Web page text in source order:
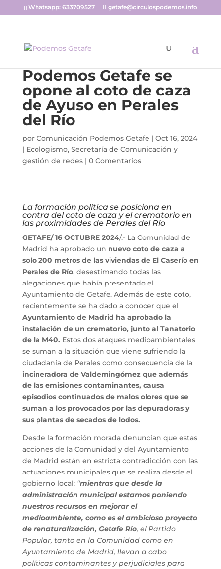
Whatsapp: 633709527 getafe@circulospodemos.info
Podemos Getafe se
opone al coto de caza
de Ayuso en Perales
del Río
por Comunicación Podemos Getafe | Oct 16, 2024
| Ecologismo, Secretaría de Comunicación y
gestión de redes| 0 Comentarios
La formación política se posiciona en
contra del coto de caza y el crematorio en
las proximidades de Perales del Río
GETAFE/ 16 OCTUBRE 2024/.- La Comunidad de
Madrid ha aprobado un nuevo coto de caza a
solo 200 metros de las viviendas de El Caserío en
Perales de Río, desestimando todas las
alegaciones que había presentado el
Ayuntamiento de Getafe. Además de este coto,
recientemente se ha dado a conocer que el
Ayuntamiento de Madrid ha aprobado la
instalación de un crematorio, junto al Tanatorio
de la M40. Estos dos ataques medioambientales
se suman a la situación que viene sufriendo la
ciudadanía de Perales como consecuencia de la
incineradora de Valdemingómez que además
de las emisiones contaminantes, causa
episodios continuados de malos olores que se
suman a los provocados por las depuradoras y
sus plantas de secados de lodos.
Desde la formación morada denuncian que estas
acciones de la Comunidad y del Ayuntamiento
de Madrid están en estricta contradicción con las
actuaciones municipales que se realiza desde el
gobierno local: “mientras que desde la
administración municipal estamos poniendo
nuestros recursos en mejorar el
medioambiente, como es el ambicioso proyecto
de renaturalización, Getafe Río, el Partido
Popular, tanto en la Comunidad como en
Ayuntamiento de Madrid, llevan a cabo
políticas contaminantes y perjudiciales para